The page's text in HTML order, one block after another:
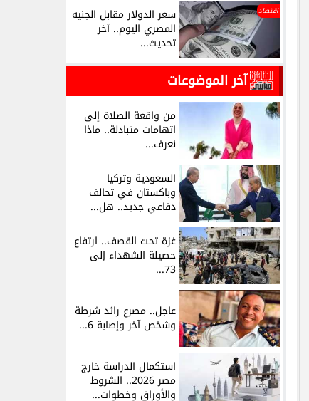
اقتصاد سعر الدولار مقابل الجنيه
المصري اليوم.. آخر
تحديث...
آخر الموضوعات
من واقعة الصلاة إلى
اتهامات متبادلة.. ماذا
نعرف...
السعودية وتركيا
وباكستان في تحالف
دفاعي جديد.. هل...
غزة تحت القصف.. ارتفاع
حصيلة الشهداء إلى
73...
عاجل.. مصرع رائد شرطة
وشخص آخر وإصابة 6...
استكمال الدراسة خارج
مصر 2026.. الشروط
والأوراق وخطوات...